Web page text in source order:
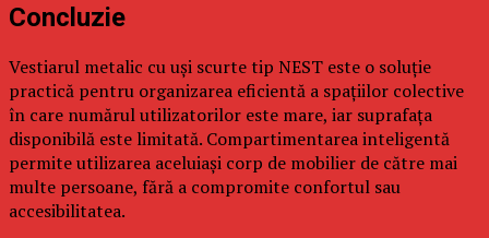
Concluzie
Vestiarul metalic cu uși scurte tip NEST este o soluție
practică pentru organizarea eficientă a spațiilor colective
în care numărul utilizatorilor este mare, iar suprafața
disponibilă este limitată. Compartimentarea inteligentă
permite utilizarea aceluiași corp de mobilier de către mai
multe persoane, fără a compromite confortul sau
accesibilitatea.